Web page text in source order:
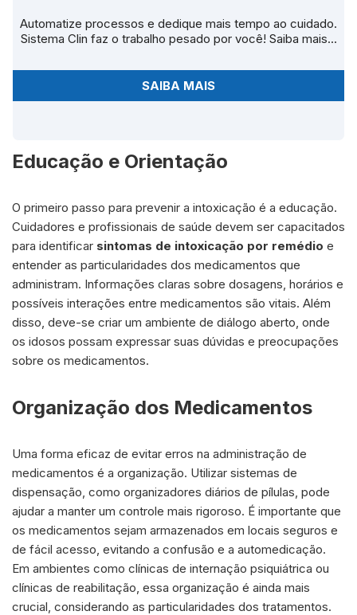
Automatize processos e dedique mais tempo ao cuidado.
Sistema Clin faz o trabalho pesado por você! Saiba mais...
SAIBA MAIS
Educação e Orientação
O primeiro passo para prevenir a intoxicação é a educação.
Cuidadores e profissionais de saúde devem ser capacitados
para identificar sintomas de intoxicação por remédio e
entender as particularidades dos medicamentos que
administram. Informações claras sobre dosagens, horários e
possíveis interações entre medicamentos são vitais. Além
disso, deve-se criar um ambiente de diálogo aberto, onde
os idosos possam expressar suas dúvidas e preocupações
sobre os medicamentos.
Organização dos Medicamentos
Uma forma eficaz de evitar erros na administração de
medicamentos é a organização. Utilizar sistemas de
dispensação, como organizadores diários de pílulas, pode
ajudar a manter um controle mais rigoroso. É importante que
os medicamentos sejam armazenados em locais seguros e
de fácil acesso, evitando a confusão e a automedicação.
Em ambientes como clínicas de internação psiquiátrica ou
clínicas de reabilitação, essa organização é ainda mais
crucial, considerando as particularidades dos tratamentos.